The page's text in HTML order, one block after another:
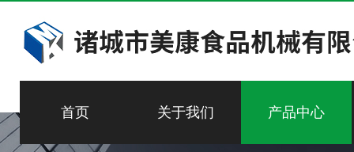
首页 关于我们 产品中心